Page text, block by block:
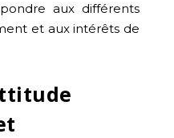
aux différents
et aux intérêts de